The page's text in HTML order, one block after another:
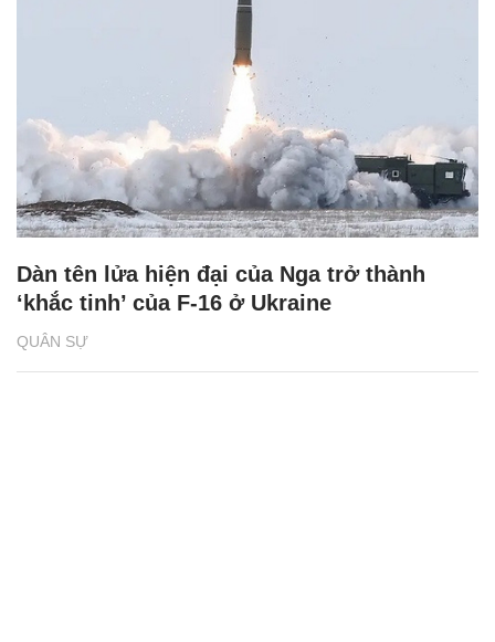
QUÂN SỰ
Dàn tên lửa hiện đại của Nga trở thành
‘khắc tinh’ của F-16 ở Ukraine